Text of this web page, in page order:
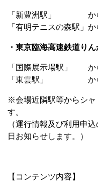
「新豊洲駅」 から
「有明テニスの森駅」
・東京臨海高速鉄道り
「国際展示場駅」 か
「東雲駅」 から
※会場近隣駅等からシャ
す。
（運行情報及び利用申
日お知らせします。）
【コンテンツ内容】